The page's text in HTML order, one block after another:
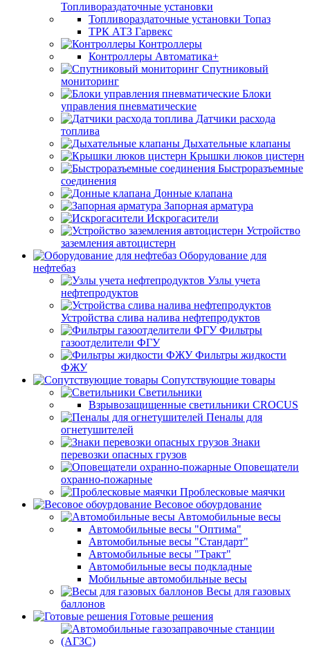
Топливораздаточные установки
Топливораздаточные установки Топаз
ТРК АТЗ Гарвекс
Контроллеры
Контроллеры Автоматика+
Спутниковый
мониторинг
Блоки
управления пневматические
Датчики расхода
топлива
Дыхательные клапаны
Крышки люков цистерн
Быстроразъемные
соединения
Донные клапана
Запорная арматура
Искрогасители
Устройство
заземления автоцистерн
Оборудование для
нефтебаз
Узлы учета
нефтепродуктов
Устройства слива налива нефтепродуктов
Фильтры
газоотделители ФГУ
Фильтры жидкости
ФЖУ
Сопутствующие товары
Светильники
Взрывозащищенные светильники CROCUS
Пеналы для
огнетушителей
Знаки
перевозки опасных грузов
Оповещатели
охранно-пожарные
Проблесковые маячки
Весовое обоурдование
Автомобильные весы
Автомобильные весы "Оптима"
Автомобильные весы "Стандарт"
Автомобильные весы "Тракт"
Автомобильные весы подкладные
Мобильные автомобильные весы
Весы для газовых
баллонов
Готовые решения